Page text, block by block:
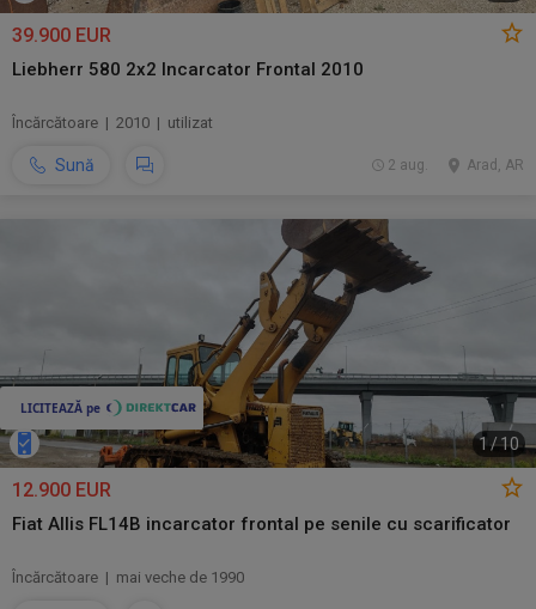
39.900 EUR
Liebherr 580 2x2 Incarcator Frontal 2010
Încărcătoare | 2010 | utilizat
Sună Arad, AR
2 aug.
1/10
12.900 EUR
Fiat Allis FL14B incarcator frontal pe senile cu scarificator
Încărcătoare | mai veche de 1990